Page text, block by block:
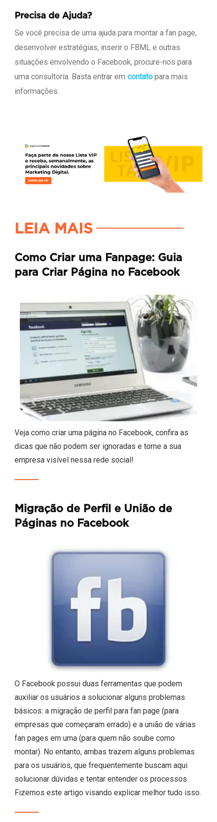
Precisa de Ajuda?
Se você precisa de uma ajuda para montar a fan page,
desenvolver estratégias, inserir o FBML e outras
situações envolvendo o Facebook, procure-nos para
uma consultoria. Basta entrar em contato para mais
informações.
LEIA MAIS
Como Criar uma Fanpage: Guia
para Criar Página no Facebook
Veja como criar uma página no Facebook, confira as
dicas que não podem ser ignoradas e torne a sua
empresa visível nessa rede social!
Migração de Perfil e União de
Páginas no Facebook
O Facebook possui duas ferramentas que podem
auxiliar os usuários a solucionar alguns problemas
básicos: a migração de perfil para fan page (para
empresas que começaram errado) e a união de várias
fan pages em uma (para quem não soube como
montar). No entanto, ambas trazem alguns problemas
para os usuários, que frequentemente buscam aqui
solucionar dúvidas e tentar entender os processos.
Fizemos este artigo visando explicar melhor tudo isso.